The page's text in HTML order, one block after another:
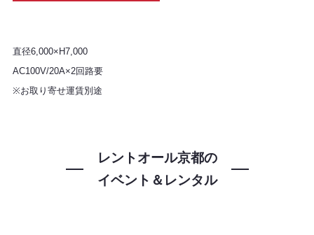
直径6,000×H7,000
AC100V/20A×2回路要
※お取り寄せ運賃別途
レントオール京都の
イベント＆レンタル